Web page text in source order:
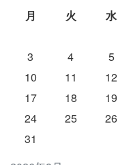
月 火 水
3
4 5
10
11 12
17
18 19
24
25 26
31